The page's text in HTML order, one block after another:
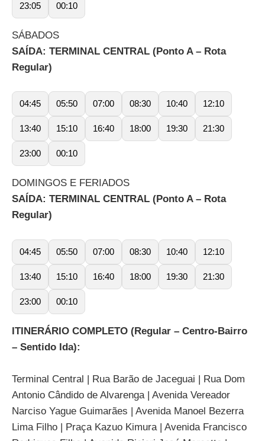
23:05 00:10
SÁBADOS
SAÍDA: TERMINAL CENTRAL (Ponto A – Rota
Regular)
04:45 05:50 07:00 08:30 10:40 12:10
13:40 15:10 16:40 18:00 19:30 21:30
23:00 00:10
DOMINGOS E FERIADOS
SAÍDA: TERMINAL CENTRAL (Ponto A – Rota
Regular)
04:45 05:50 07:00 08:30 10:40 12:10
13:40 15:10 16:40 18:00 19:30 21:30
23:00 00:10
ITINERÁRIO COMPLETO (Regular – Centro-Bairro
– Sentido Ida):
Terminal Central | Rua Barão de Jaceguai | Rua Dom
Antonio Cândido de Alvarenga | Avenida Vereador
Narciso Yague Guimarães | Avenida Manoel Bezerra
Lima Filho | Praça Kazuo Kimura | Avenida Francisco